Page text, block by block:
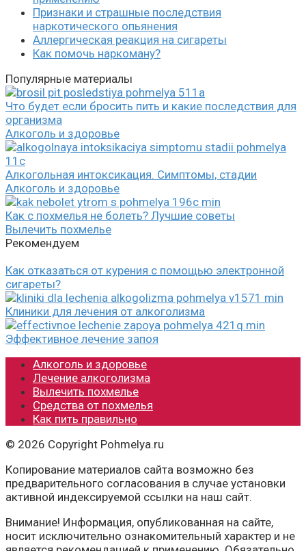
Признаки и страшные последствия
наркотического опьянения
Аллергическая реакция на сигареты
Как помочь наркоману?
Популярные материалы
Что будет если бросить пить и какие последствия для
организма
Алкоголь и здоровье
Алкогольная интоксикация. Симптомы, стадии
Алкоголь и здоровье
Как с похмелья не болеть? Лучшие советы
Вылечить похмелье
Рекомендуем
Как отказаться от курения с помощью электронной
сигареты?
Клиники для лечения от алкоголизма
Эффективное лечение запоя
Алкоголь и здоровье
Лечение алкоголизма
Вылечить похмелье
Средства от похмелья
Как пить правильно
© 2026 Copyright Pohmelya.ru
Копирование материалов сайта возможно без
предварительного согласования в случае установки
активной индексируемой ссылки на наш сайт.
Внимание! Информация, опубликованная на сайте,
носит исключительно ознакомительный характер и не